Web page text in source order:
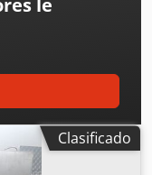
le
Clasificado